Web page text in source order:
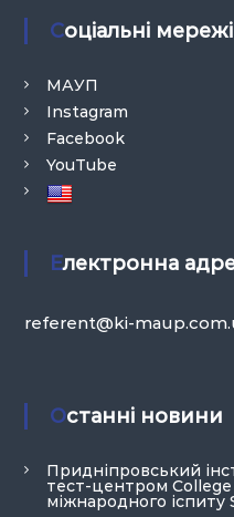
Соціальні мережі
МАУП
Instagram
Facebook
YouTube
Електронна
referent@ki-
Останні новини
Придніпровський
тест-центром
міжнародного іспиту